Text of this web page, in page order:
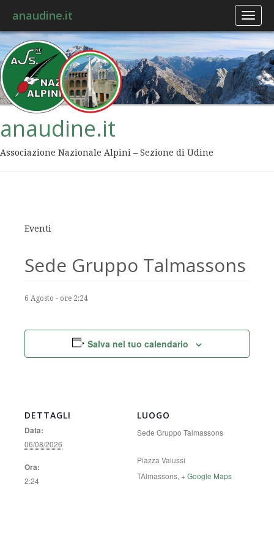
anaudine.it
anaudine.it
Associazione Nazionale Alpini – Sezione di Udine
Eventi
Sede Gruppo Talmassons
6 Agosto - ore 2:24
Salva nel tuo calendario
DETTAGLI
Data:
06/08/2026
Ora:
2:24
LUOGO
Sede Gruppo Talmassons
Piazza Valussi
TAlmassons, + Google Maps